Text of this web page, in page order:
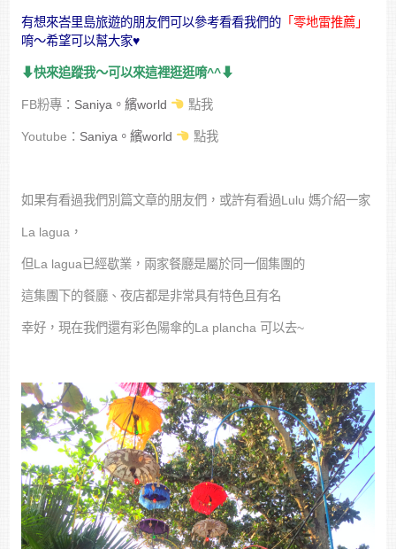
有想來峇里島旅遊的朋友們可以參考看看我們的「零地雷推薦」
唷～希望可以幫大家♥
⬇︎快來追蹤我～可以來這裡逛逛唷^^⬇︎
FB粉專： Saniya。繽world 點我
Youtube： Saniya。繽world 點我
如果有看過我們別篇文章的朋友們，或許有看過Lulu 媽介紹一家
La lagua，
但La lagua已經歇業，兩家餐廳是屬於同一個集團的
這集團下的餐廳、夜店都是非常具有特色且有名
幸好，現在我們還有彩色陽傘的La plancha 可以去~